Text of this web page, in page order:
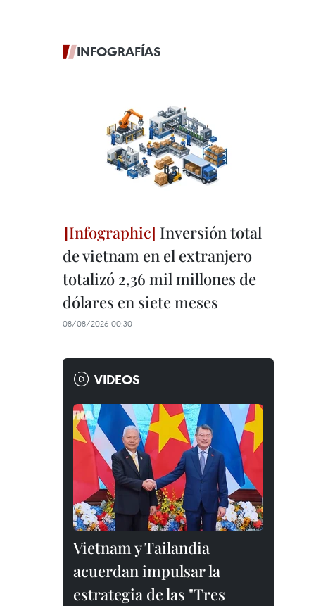
INFOGRAFÍAS
Inversión total
de vietnam en el extranjero
totalizó 2,36 mil millones de
dólares en siete meses
08/08/2026 00:30
VIDEOS
Vietnam y Tailandia
acuerdan impulsar la
estrategia de las "Tres